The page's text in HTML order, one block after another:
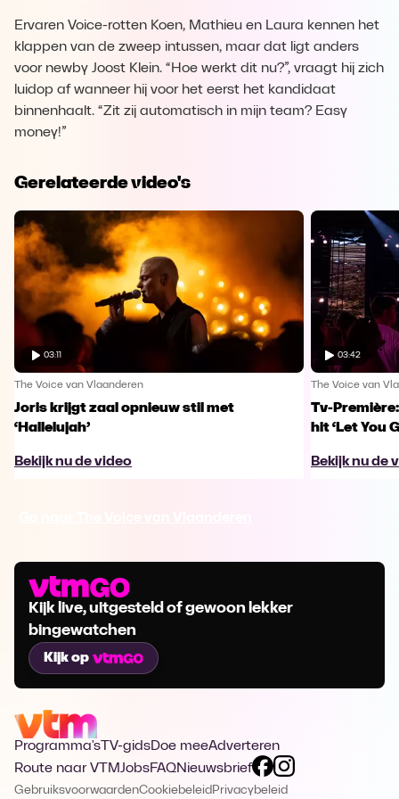
Ervaren Voice-rotten Koen, Mathieu en Laura kennen het
klappen van de zweep intussen, maar dat ligt anders
voor newby Joost Klein. “Hoe werkt dit nu?”, vraagt hij zich
luidop af wanneer hij voor het eerst het kandidaat
binnenhaalt. “Zit zij automatisch in mijn team? Easy
money!”
Gerelateerde video's
03:11
The Voice van Vlaanderen
Joris krijgt zaal opnieuw stil met
‘Hallelujah’
Bekijk nu de video
03:42
The Voice van
Tv-
hit ‘Let You
Bekijk nu de
Kijk live, uitgesteld of gewoon lekker
bingewatchen
Kijk op
Programma's TV-gidsDoe meeAdverteren
Route naar VTMJobsFAQNieuwsbrief
GebruiksvoorwaardenCookiebeleid Privacybeleid